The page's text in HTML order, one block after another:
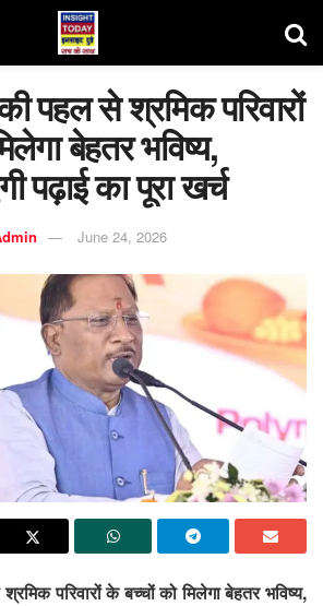
पहल से श्रमिक परिवारों
बेहतर भविष्य,
पढ़ाई का पूरा खर्च
June 24, 2026
परिवारों के बच्चों को मिलेगा बेहतर भविष्य,